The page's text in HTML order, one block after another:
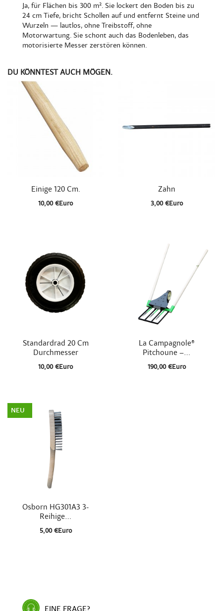
Ja, für Flächen bis 300 m². Sie lockert den Boden bis zu
24 cm Tiefe, bricht Schollen auf und entfernt Steine und
Wurzeln — lautlos, ohne Treibstoff, ohne
Motorwartung. Sie schont auch das Bodenleben, das
motorisierte Messer zerstören können.
DU KÖNNTEST AUCH MÖGEN.
Schnellansicht
Einige 120 Cm.
10,00 €Euro
Schnellansicht
Zahn
3,00 €Euro
Schnellansicht
Standardrad 20 Cm
Durchmesser
10,00 €Euro
 Schnellansicht
La Campagnole®
Pitchoune –...
190,00 €Euro
Schnellansicht
Osborn HG301A3 3-
Reihige...
5,00 €Euro
NEU
EINE FRAGE?